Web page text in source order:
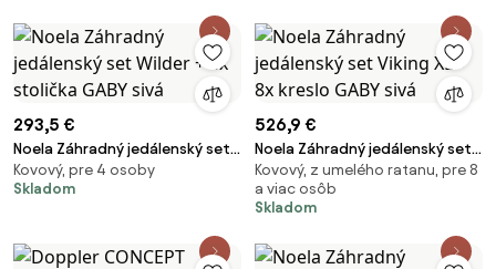
293,5 €
Noela Záhradný jedálenský set
Wilder + 4x stolička GABY sivá
Kovový, pre 4 osoby
Skladom
526,9 €
Noela Záhradný jedálenský set
Viking XL + 8x kreslo GABY sivá
Kovový, z umelého ratanu, pre 8
a viac osôb
Skladom